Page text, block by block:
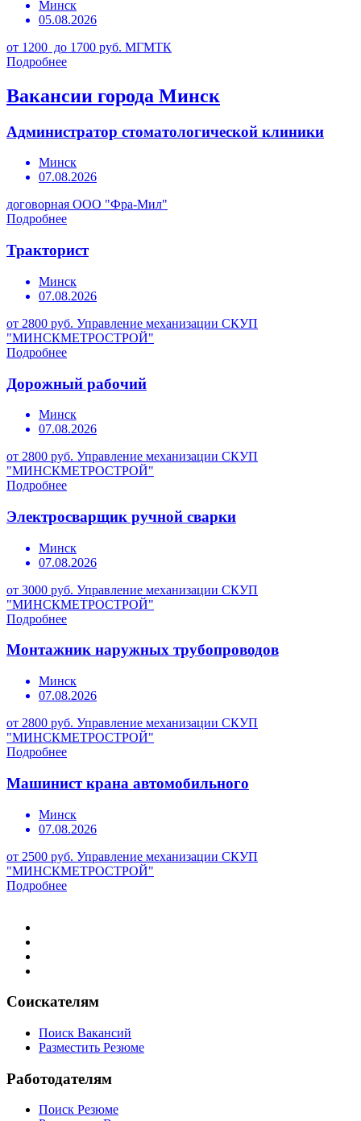
Минск
05.08.2026
от 1200 до 1700 руб. МГМТК
Подробнее
Вакансии города Минск
Администратор стоматологической клиники
Минск
07.08.2026
договорная ООО "Фра-Мил"
Подробнее
Тракторист
Минск
07.08.2026
от 2800 руб. Управление механизации СКУП
"МИНСКМЕТРОСТРОЙ"
Подробнее
Дорожный рабочий
Минск
07.08.2026
от 2800 руб. Управление механизации СКУП
"МИНСКМЕТРОСТРОЙ"
Подробнее
Электросварщик ручной сварки
Минск
07.08.2026
от 3000 руб. Управление механизации СКУП
"МИНСКМЕТРОСТРОЙ"
Подробнее
Монтажник наружных трубопроводов
Минск
07.08.2026
от 2800 руб. Управление механизации СКУП
"МИНСКМЕТРОСТРОЙ"
Подробнее
Машинист крана автомобильного
Минск
07.08.2026
от 2500 руб. Управление механизации СКУП
"МИНСКМЕТРОСТРОЙ"
Подробнее
Соискателям
Поиск Вакансий
Разместить Резюме
Работодателям
Поиск Резюме